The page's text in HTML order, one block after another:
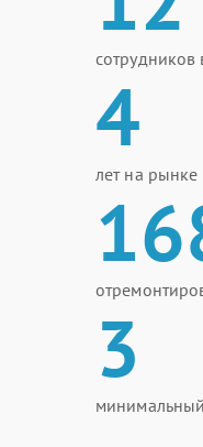
сотрудников
4
лет на рынке
3